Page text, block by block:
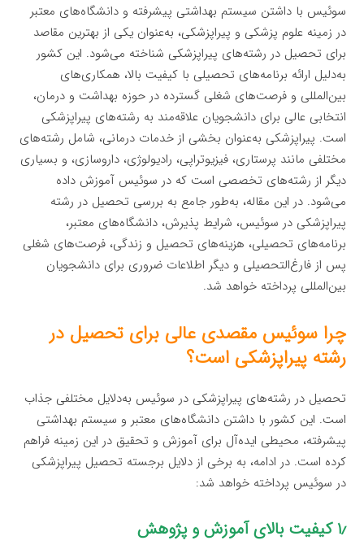
سوئیس با داشتن سیستم بهداشتی پیشرفته و دانشگاه‌های معتبر
در زمینه علوم پزشکی و پیراپزشکی، به‌عنوان یکی از بهترین مقاصد
برای تحصیل در رشته‌های پیراپزشکی شناخته می‌شود. این کشور
به‌دلیل ارائه برنامه‌های تحصیلی با کیفیت بالا، همکاری‌های
بین‌المللی و فرصت‌های شغلی گسترده در حوزه بهداشت و درمان،
انتخابی عالی برای دانشجویان علاقه‌مند به رشته‌های پیراپزشکی
است. پیراپزشکی به‌عنوان بخشی از خدمات درمانی، شامل رشته‌های
مختلفی مانند پرستاری، فیزیوتراپی، رادیولوژی، داروسازی، و بسیاری
دیگر از رشته‌های تخصصی است که در سوئیس آموزش داده
می‌شود. در این مقاله، به‌طور جامع به بررسی تحصیل در رشته
پیراپزشکی در سوئیس، شرایط پذیرش، دانشگاه‌های معتبر،
برنامه‌های تحصیلی، هزینه‌های تحصیل و زندگی، فرصت‌های شغلی
پس از فارغ‌التحصیلی و دیگر اطلاعات ضروری برای دانشجویان
بین‌المللی پرداخته خواهد شد.
چرا سوئیس مقصدی عالی برای تحصیل در
رشته پیراپزشکی است؟
تحصیل در رشته‌های پیراپزشکی در سوئیس به‌دلایل مختلفی جذاب
است. این کشور با داشتن دانشگاه‌های معتبر و سیستم بهداشتی
پیشرفته، محیطی ایده‌آل برای آموزش و تحقیق در این زمینه فراهم
کرده است. در ادامه، به برخی از دلایل برجسته تحصیل پیراپزشکی
در سوئیس پرداخته خواهد شد:
۱٫ کیفیت بالای آموزش و پژوهش